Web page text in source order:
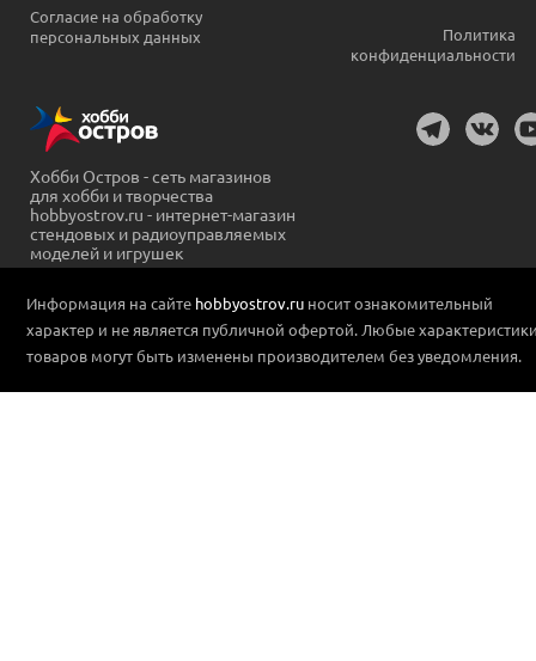
Согласие на обработку
персональных данных
Политика
конфиденциальности
Хобби Остров - сеть магазинов
для хобби и творчества
hobbyostrov.ru - интернет-магазин
стендовых и радиоуправляемых
моделей и игрушек
Информация на сайте hobbyostrov.ru носит ознакомительный
характер и не является публичной офертой. Любые
товаров могут быть изменены производителем без уведомления.